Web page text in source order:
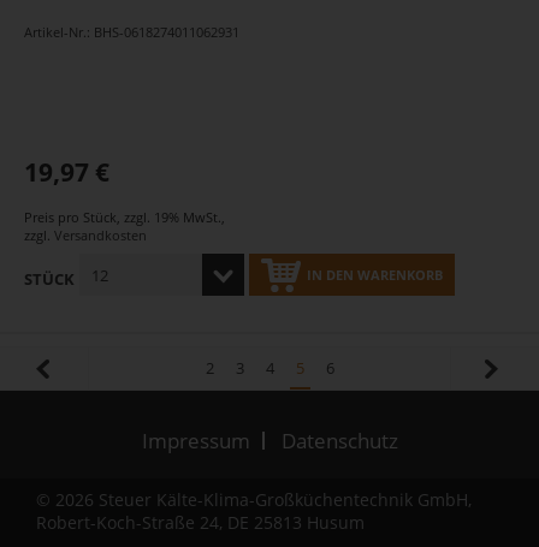
Artikel-Nr.: BHS-0618274011062931
19,97 €
Preis pro Stück, zzgl. 19% MwSt.,
zzgl. Versandkosten
STÜCK IN DEN WARENKORB
2 3 4 5 6
Impressum Datenschutz
© 2026 Steuer Kälte-Klima-Großküchentechnik GmbH,
Robert-Koch-Straße 24, DE 25813 Husum